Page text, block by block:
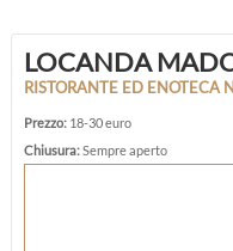
LOCANDA
RISTORANTE ED ENOTECA
Prezzo: 18-30 euro
Chiusura:Sempre aperto